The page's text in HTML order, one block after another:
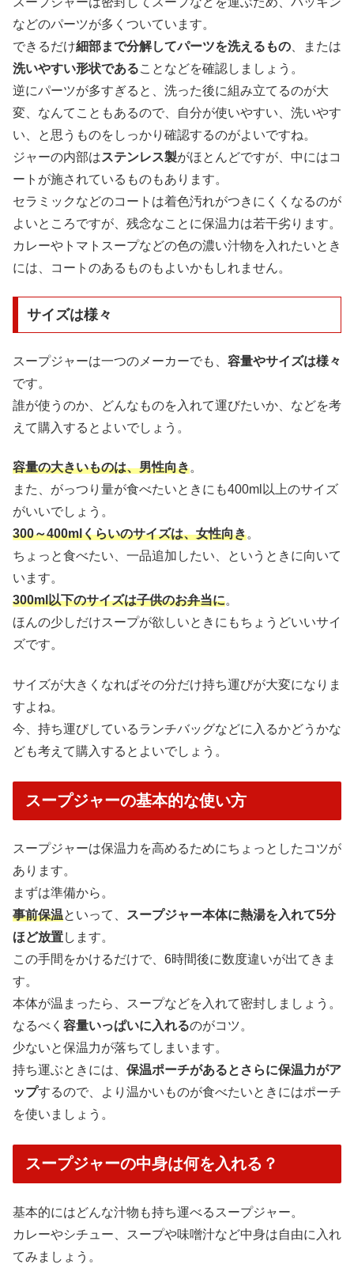
などのパーツが多くついています。
できるだけ細部まで分解してパーツを洗えるもの 、または
洗いやすい形状であることなどを確認しましょう。
逆にパーツが多すぎると、洗った後に組み立てるのが大
変、なんてこともあるので、自分が使いやすい、洗いやす
い、と思うものをしっかり確認するのがよいですね。
ジャーの内部はステンレス製がほとんどですが、中にはコ
ートが施されているものもあります。
セラミックなどのコートは着色汚れがつきにくくなるのが
よいところですが、残念なことに保温力は若干劣ります。
カレーやトマトスープなどの色の濃い汁物を入れたいとき
には、コートのあるものもよいかもしれません。
サイズは様々
スープジャーは一つのメーカーでも、 容量やサイズは様々
です。
誰が使うのか、どんなものを入れて運びたいか、などを考
えて購入するとよいでしょう。
容量の大きいものは、男性向き。
また、がっつり量が食べたいときにも400ml以上のサイズ
がいいでしょう。
300～400mlくらいのサイズは、女性向き。
ちょっと食べたい、一品追加したい、というときに向いて
います。
300ml以下のサイズは子供のお弁当に。
ほんの少しだけスープが欲しいときにもちょうどいいサイ
ズです。
サイズが大きくなればその分だけ持ち運びが大変になりま
すよね。
今、持ち運びしているランチバッグなどに入るかどうかな
ども考えて購入するとよいでしょう。
スープジャーの基本的な使い方
スープジャーは保温力を高めるためにちょっとしたコツが
あります。
まずは準備から。
事前保温といって、
スープジャー本体に熱湯を入れて5分
ほど放置します。
この手間をかけるだけで、6時間後に数度違いが出てきま
す。
本体が温まったら、スープなどを入れて密封しましょう。
なるべく 容量いっぱいに入れるのがコツ。
少ないと保温力が落ちてしまいます。
持ち運ぶときには、 保温ポーチがあるとさらに保温力がア
ップするので、より温かいものが食べたいときにはポーチ
を使いましょう。
スープジャーの中身は何を入れる？
基本的にはどんな汁物も持ち運べるスープジャー。
カレーやシチュー、スープや味噌汁など中身は自由に入れ
てみましょう。